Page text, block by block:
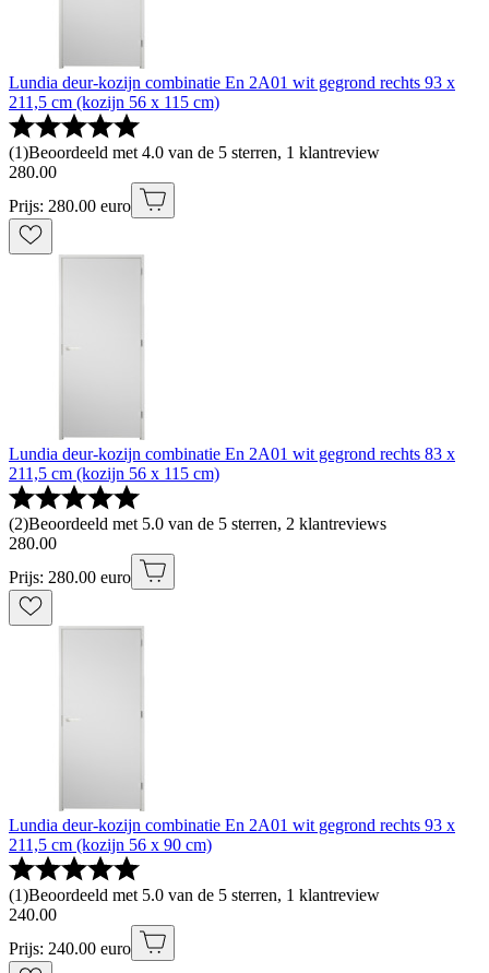
Lundia deur-kozijn combinatie En 2A01 wit gegrond rechts 93 x
211,5 cm (kozijn 56 x 115 cm)
(1)Beoordeeld met 4.0 van de 5 sterren, 1 klantreview
280.00
Prijs: 280.00 euro
Lundia deur-kozijn combinatie En 2A01 wit gegrond rechts 83 x
211,5 cm (kozijn 56 x 115 cm)
(2)Beoordeeld met 5.0 van de 5 sterren, 2 klantreviews
280.00
Prijs: 280.00 euro
Lundia deur-kozijn combinatie En 2A01 wit gegrond rechts 93 x
211,5 cm (kozijn 56 x 90 cm)
(1)Beoordeeld met 5.0 van de 5 sterren, 1 klantreview
240.00
Prijs: 240.00 euro